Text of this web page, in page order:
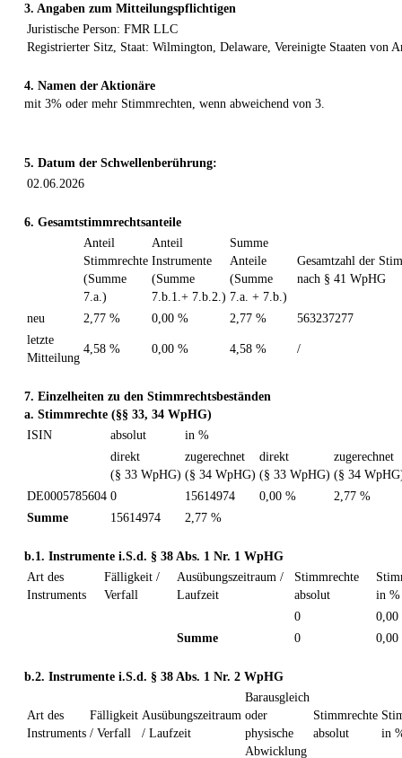
3. Angaben zum Mitteilungspflichtigen
Juristische Person: FMR LLC
Registrierter Sitz, Staat: Wilmington, Delaware, Vereinigte Staaten von
4. Namen der Aktionäre
mit 3% oder mehr Stimmrechten, wenn abweichend von 3.
5. Datum der Schwellenberührung:
02.06.2026
6. Gesamtstimmrechtsanteile
Anteil
Stimmrechte
(Summe
7.a.)
Anteil
Instrumente
(Summe
7.b.1.+ 7.b.2.)
Summe
Anteile
(Summe
7.a. + 7.b.)
Gesamtzahl der
nach § 41 WpHG
neu 2,77 % 0,00 % 2,77 %
563237277
letzte
Mitteilung
4,58 % 0,00 % 4,58 % /
7. Einzelheiten zu den Stimmrechtsbeständen
a. Stimmrechte (§§ 33, 34 WpHG)
ISIN
absolut
in %
direkt
(§ 33 WpHG)
zugerechnet
(§ 34 WpHG)
direkt
(§ 33 WpHG)
zugerechnet
(§ 34
DE0005785604 0 15614974 0,00 %
2,77 %
Summe
15614974 2,77 %
b.1. Instrumente i.S.d. § 38 Abs. 1 Nr. 1 WpHG
Art des
Instruments
Fälligkeit /
Verfall
Ausübungszeitraum /
Laufzeit
Stimmrechte
absolut
in %
0
0,00
Summe
0 0,00
b.2. Instrumente i.S.d. § 38 Abs. 1 Nr. 2 WpHG
Art des
Instruments
Fälligkeit
/ Verfall
Ausübungszeitraum
/ Laufzeit
Barausgleich
oder
physische
Abwicklung
Stimmrechte
absolut
in